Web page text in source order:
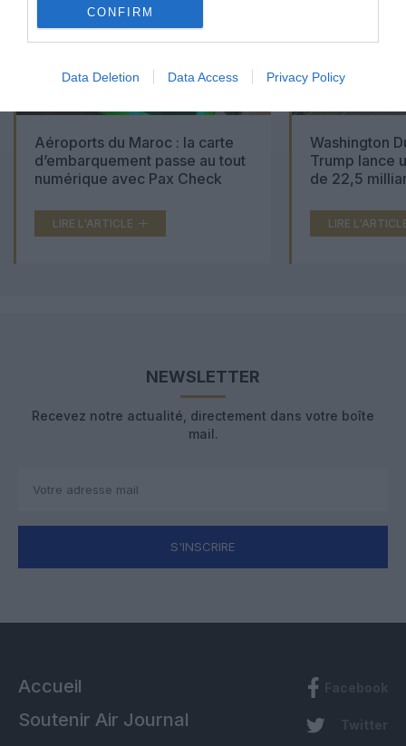
CONFIRM
Data Deletion Data Access Privacy Policy
Aéroports du Maroc : la carte
d’embarquement passe au tout
numérique avec Pax Check
LIRE L'ARTICLE
Washington
Trump lance
de 22,5
LIRE
NEWSLETTER
Recevez notre actualité, directement dans votre boîte
mail.
S'INSCRIRE
Accueil
Soutenir Air Journal